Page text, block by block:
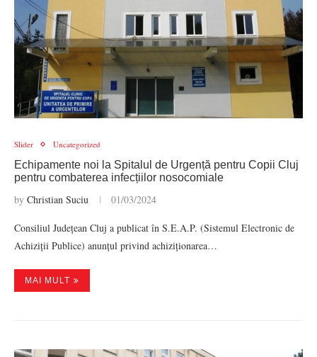
Slider Uncategorized
Echipamente noi la Spitalul de Urgență pentru Copii Cluj
pentru combaterea infecțiilor nosocomiale
by Christian Suciu 01/03/2024
Consiliul Județean Cluj a publicat în S.E.A.P. (Sistemul Electronic de
Achiziții Publice) anunțul privind achiziționarea…
MAI MULT